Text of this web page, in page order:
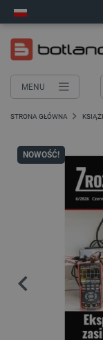
MENU
STRONA GŁÓWNA
NOWOŚĆ!